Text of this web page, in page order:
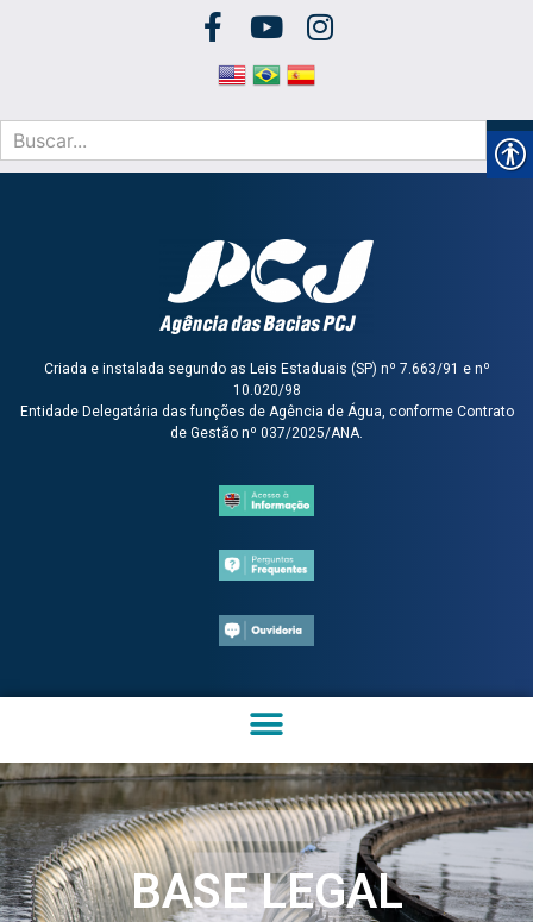
Criada e instalada segundo as Leis Estaduais (SP) nº 7.663/91 e nº
10.020/98
Entidade Delegatária das funções de Agência de Água, conforme Contrato
de Gestão nº 037/2025/ANA.
BASE LEGAL